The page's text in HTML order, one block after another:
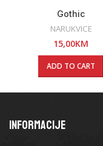
Gothic
NARUKVICE
15,00KM
ADD TO CART
INFORMACIJE